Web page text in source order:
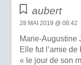
aubert
28 MAI 2019 @ 08:42
Marie-Augustine
Elle fut l’amie
« le jour de son